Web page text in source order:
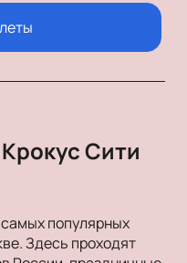
Сити
самых популярных
Здесь проходят